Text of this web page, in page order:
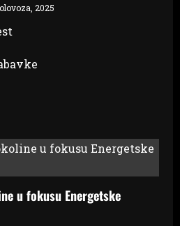
2025
u fokusu Energetske